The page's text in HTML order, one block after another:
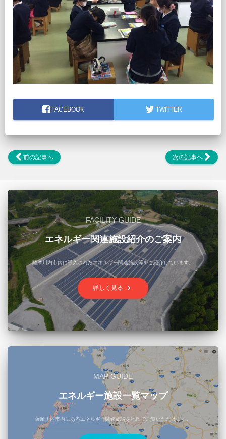
FACEBOOK TWITTER
前の記事へ 次の記事へ
FACILITY GUIDE
エネルギー関連施設紹介のご案内
薩摩川内市内に導入されたエネルギー関連施設等をご紹介しています。
詳しく見る keyboard_arrow_right
MAP GUIDE
エネルギー施設一覧マップ
薩摩川内市内にあるエネルギー関連施設を地図でご覧いただけます。